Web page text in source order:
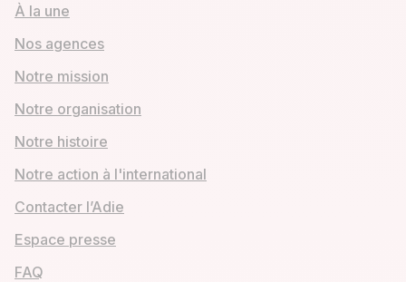
À la une
Nos agences
Notre mission
Notre organisation
Notre histoire
Notre action à l'international
Contacter l’Adie
Espace presse
FAQ